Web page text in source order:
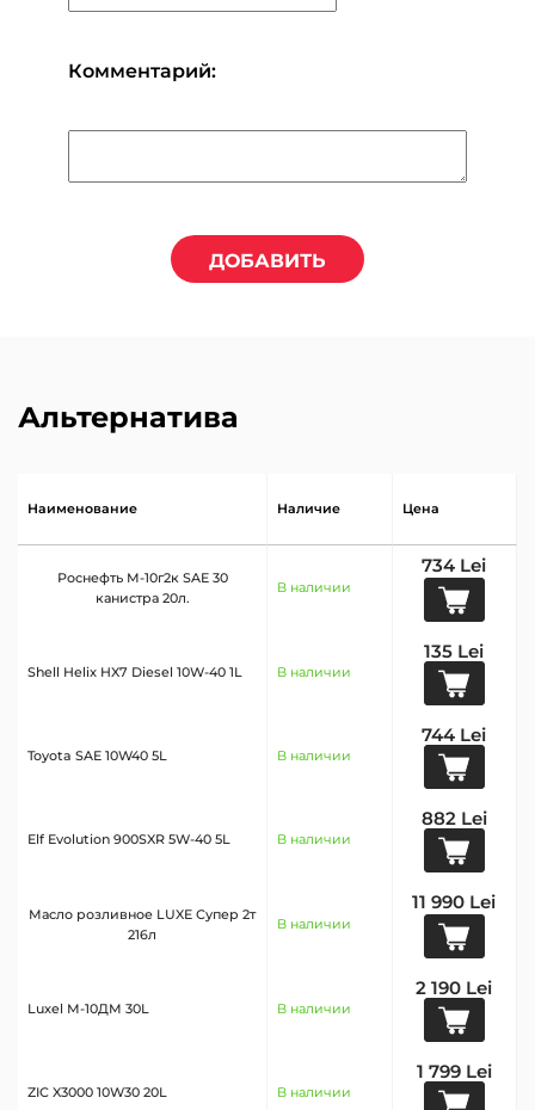
Комментарий:
ДОБАВИТЬ
Альтернатива
Наименование Наличие Цена
Роснефть М-10г2к SAE 30
канистра 20л.
В наличии
734 Lei
Shell Helix HX7 Diesel 10W-40 1L В наличии
135 Lei
Toyota SAE 10W40 5L В наличии
744 Lei
Elf Evolution 900SXR 5W-40 5L В наличии
882 Lei
Масло розливное LUXE Супер 2т
216л
В наличии
11 990 Lei
Luxel М-10ДМ 30L В наличии
2 190 Lei
ZIC X3000 10W30 20L В наличии
1 799 Lei